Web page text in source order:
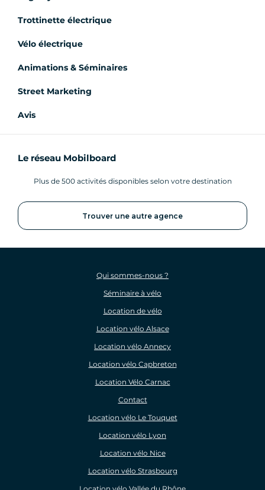
Trottinette électrique
Vélo électrique
Animations & Séminaires
Street Marketing
Avis
Le réseau Mobilboard
Plus de 500 activités disponibles selon votre destination
Trouver une autre agence
Qui sommes-nous ?
Séminaire à vélo
Location de vélo
Location vélo Alsace
Location vélo Annecy
Location vélo Capbreton
Location Vélo Carnac
Contact
Location vélo Le Touquet
Location vélo Lyon
Location vélo Nice
Location vélo Strasbourg